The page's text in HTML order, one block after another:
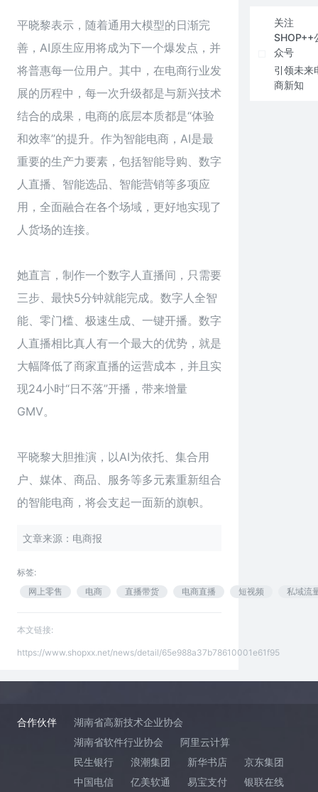
平晓黎表示，随着通用大模型的日渐完
善，AI原生应用将成为下一个爆发点，并
将普惠每一位用户。其中，在电商行业发
展的历程中，每一次升级都是与新兴技术
结合的成果，电商的底层本质都是“体验
和效率”的提升。作为智能电商，AI是最
重要的生产力要素，包括智能导购、数字
人直播、智能选品、智能营销等多项应
用，全面融合在各个场域，更好地实现了
人货场的连接。
她直言，制作一个数字人直播间，只需要
三步、最快5分钟就能完成。数字人全智
能、零门槛、极速生成、一键开播。数字
人直播相比真人有一个最大的优势，就是
大幅降低了商家直播的运营成本，并且实
现24小时“日不落”开播，带来增量
GMV。
平晓黎大胆推演，以AI为依托、集合用
户、媒体、商品、服务等多元素重新组合
的智能电商，将会支起一面新的旗帜。
文章来源：电商报
标签:
网上零售
电商 直播带货 电商直播 短视频 私域流
本文链接:
https://www.shopxx.net/news/detail/65e988a37b78610001e61f95
关注
SHOP++
众号
引领未来
商新知
合作伙伴
湖南省高新技术企业协会
湖南省软件行业协会
阿里云计算
民生银行
浪潮集团 新华书店
京东集团
中国电信
亿美软通 易宝支付 银联在线